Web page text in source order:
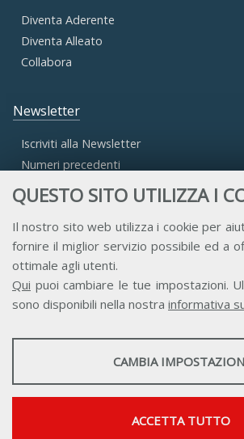
QUESTO SITO UTILIZZA I
Il nostro sito web utilizza i cookie per
fornire il miglior servizio possibile ed a
ottimale agli utenti.
Qui puoi cambiare le tue impostazioni.
sono disponibili nella nostra informativa
STATISTICHE
Mostra maggiori informazioni
CAMBIA
ACCETTA TUTTO
Diventa Aderente
Diventa Alleato
Collabora
Newsletter
Iscriviti alla Newsletter
Numeri precedenti
Accesso Aderenti
Accesso Consulta
Accesso Team
Contatti Privacy